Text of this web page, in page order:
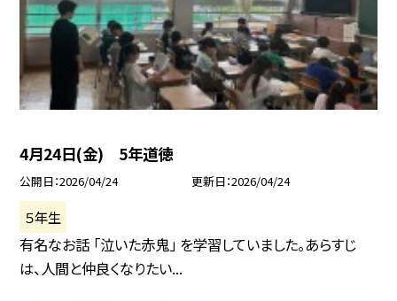
4月24日(金) 5年道徳
公開日 2026/04/24 更新日 2026/04/24
５年生
有名なお話 「泣いた赤鬼」 を学習していました。あらすじ
は、人間と仲良くなりたい...